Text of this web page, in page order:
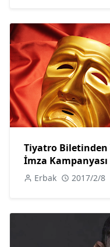
Tiyatro Biletinden
İmza Kampanyası
Erbak 2017/2/8